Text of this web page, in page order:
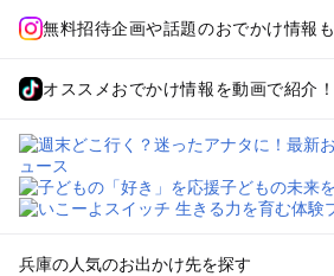
無料招待企画や話題のおでかけ情報も
オススメおでかけ情報を動画で紹介！
兵庫の人気のお出かけ先を探す